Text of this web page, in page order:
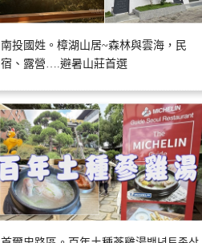
南投國姓。樟湖山居~森林與雲海，民
宿、露營….避暑山莊首選